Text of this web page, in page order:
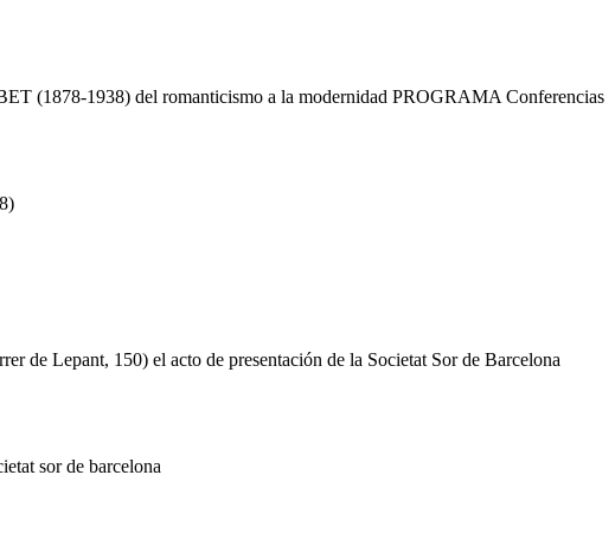
(1878-1938) del romanticismo a la modernidad PROGRAMA Conferencias
de Lepant, 150) el acto de presentación de la Societat Sor de Barcelona
sor de barcelona